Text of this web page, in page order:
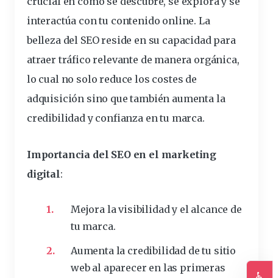
interactúa con tu contenido online. La
belleza del SEO reside en su capacidad para
atraer tráfico relevante de manera orgánica,
lo cual no solo reduce los costes de
adquisición sino que también aumenta la
credibilidad y confianza en tu marca.
Importancia del SEO en el marketing
digital:
Mejora la visibilidad y el alcance de
tu marca.
Aumenta la credibilidad de tu sitio
web al aparecer en las primeras